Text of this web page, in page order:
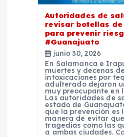
Autoridades de
revisar botellas
para prevenir
#Guanajuato
junio 30, 2026
En Salamanca e
muertes y decenas de
intoxicaciones por
adulterado dejaron
muy preocupante en
Las autoridades de
estado de
que la prevención es
manera de evitar
tragedias como las
a ambas ciudades.